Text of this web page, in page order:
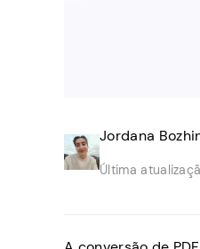
Jordana
Última